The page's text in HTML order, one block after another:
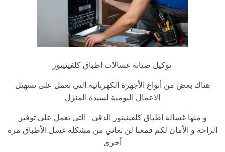
توكيل صيانة غسالات اطباق كلفينيتور
هناك بعض من أنواع الأجهزة الكهربائية التي تعمل على تسهيل
الاعمال اليومية لسيدة المنزل
و منها غسالة اطباق كلفينيتور الدقي التى تعمل على توفير
الراحة و الأمان لكم فمعنا لن تعاني من مشكلة غسل الأطباق مرة
أخرى